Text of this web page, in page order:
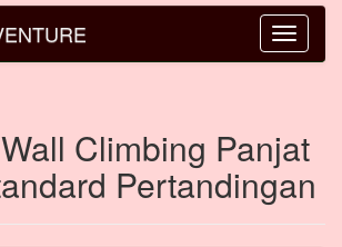
Toggle
Climbing Panjat
Pertandingan